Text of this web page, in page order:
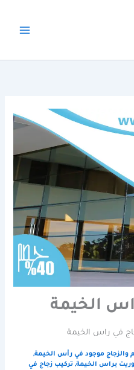
الخيمة
في راس الخيمة
والزجاج موجود في رأس الخيمة,
براس الخيمة, تركيب زجاج في